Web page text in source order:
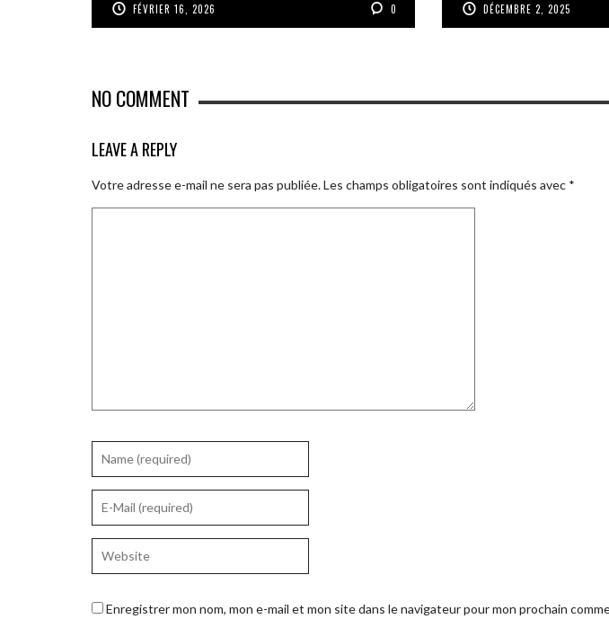
FÉVRIER 16, 2026 0 DÉCEMBRE 2, 2025
NO COMMENT
LEAVE A REPLY
Votre adresse e-mail ne sera pas publiée.Les champs obligatoires sont indiqués avec *
Enregistrer mon nom, mon e-mail et mon site dans le navigateur pour mon prochain